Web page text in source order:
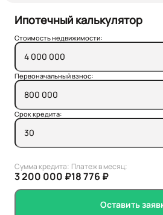
Ипотечный калькулятор
Стоимость недвижимости:
Первоначальный взнос:
Срок кредита:
Сумма кредита:
3 200 000 ₽
Платеж в месяц:
18 776 ₽
Оставить